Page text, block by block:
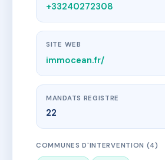
+33240272308
SITE WEB
immocean.fr/
MANDATS REGISTRE
22
COMMUNES D'INTERVENTION (4)